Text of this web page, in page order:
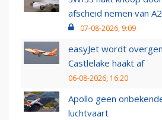
afscheid nemen van
07-08-2026, 9:09
easyJet wordt
Castlelake haakt af
06-08-2026, 16:20
Apollo geen
luchtvaart